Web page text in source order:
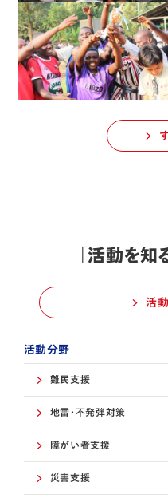
「活動を知
活
活動分野
難民支援
地雷・不発弾対策
障がい者支援
災害支援